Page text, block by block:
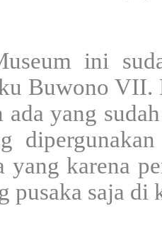
ini
Buwono
ada yang
yang karena
pusaka saja di